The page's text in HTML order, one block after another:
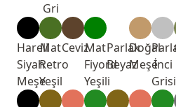
Gri
Hareli
Siyah
Meşe
Mat
Retro
Yeşil
CevizMat
Fiyord
Yeşili
Parlak
Beyaz
Doğal
Meşeİnci
Grisi